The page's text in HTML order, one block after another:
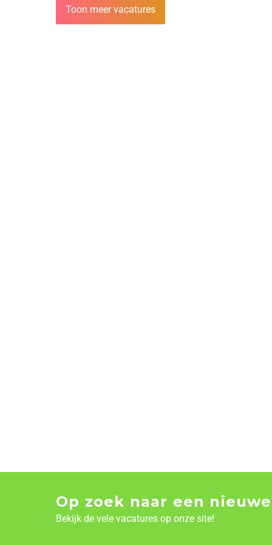
Toon meer vacatures
Op zoek naar een
Bekijk de vele vacatures op onze site!